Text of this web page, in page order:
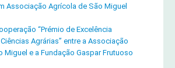
Associação Agrícola de São Miguel
“Prémio de Excelência
Agrárias” entre a Associação
Miguel e a Fundação Gaspar Frutuoso